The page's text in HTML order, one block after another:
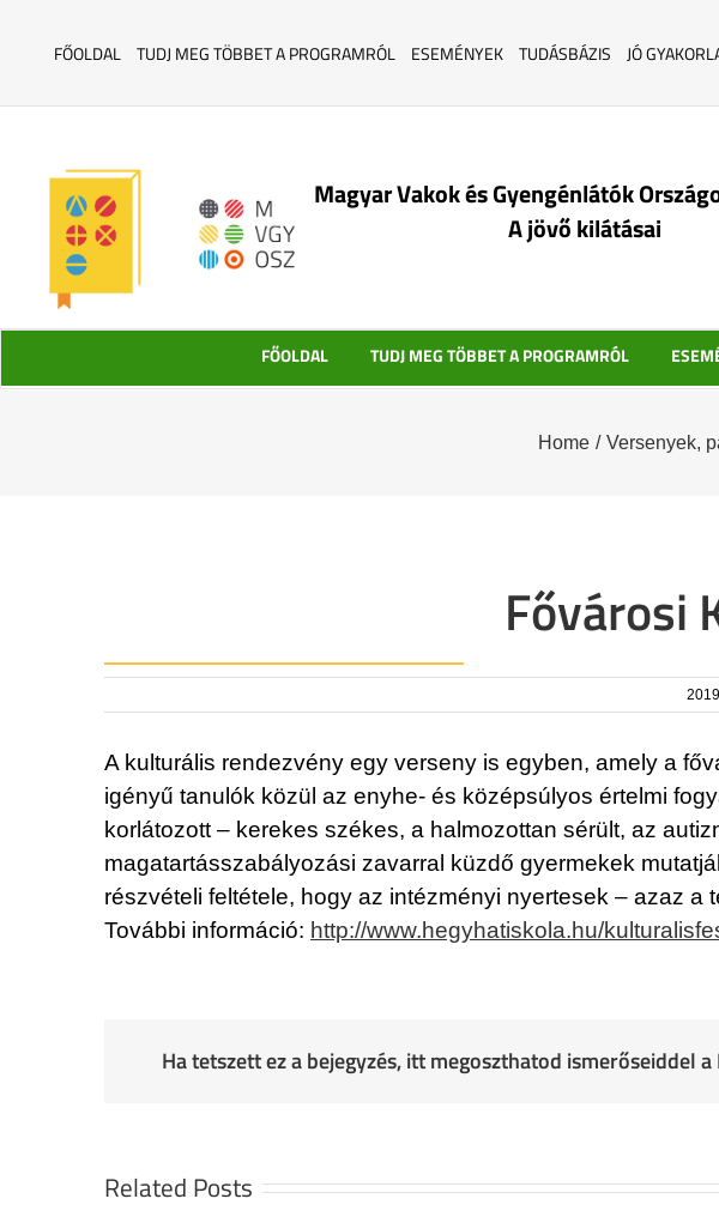
FŐOLDAL TUDJ MEG TÖBBET A PROGRAMRÓL ESEMÉNYEK TUDÁSBÁZIS JÓ
Magyar Vakok és Gyengénlátók
A jövő kilátásai
FŐOLDAL TUDJ MEG TÖBBET A PROGRAMRÓL
Home / Versenyek,
Fővárosi
A kulturális rendezvény egy verseny is egyben, amely a
igényű tanulók közül az enyhe- és középsúlyos értelmi
korlátozott – kerekes székes, a halmozottan sérült, az
magatartásszabályozási zavarral küzdő gyermekek
részvételi feltétele, hogy az intézményi nyertesek – azaz
További információ: http://www.hegyhatiskola.hu/
Ha tetszett ez a bejegyzés, itt megoszthatod ismerőseiddel
Related Posts